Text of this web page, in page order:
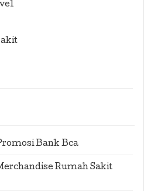
Bank Bca
Rumah Sakit